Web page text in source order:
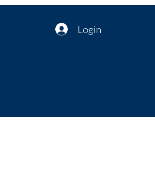
Login